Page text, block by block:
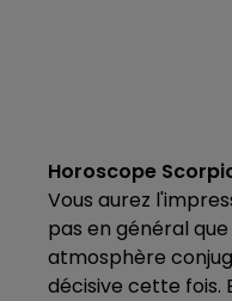
Horoscope
Vous aurez
pas en général
atmosphère
décisive cette fois.